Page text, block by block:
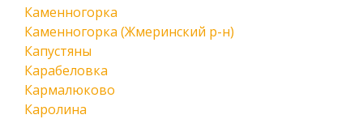
Каменногорка
Каменногорка (Жмеринский р-н)
Капустяны
Карабеловка
Кармалюково
Каролина